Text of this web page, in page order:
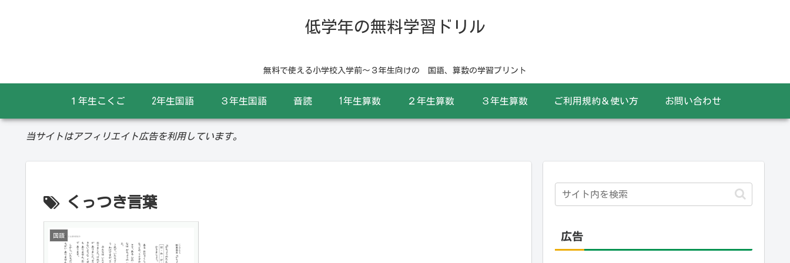
低学年の無料学習ドリル
無料で使える小学校入学前〜３年生向けの 国語、算数の学習プリント
１年生こくご 2年生国語 ３年生国語 音読 1年生算数 ２年生算数 ３年生算数 ご利用規約＆使い方 お問い合わせ
当サイトはアフィリエイト広告を利用しています。
くっつき言葉
国語 広告